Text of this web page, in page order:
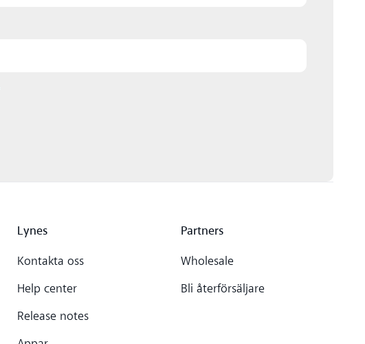
Lynes
Kontakta oss
Help center
Release notes
Partners
Wholesale
Bli återförsäljare